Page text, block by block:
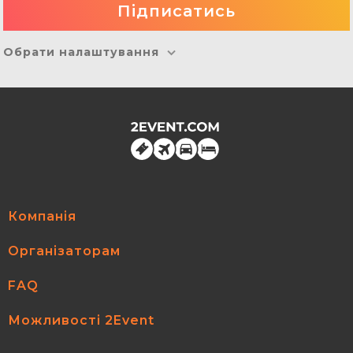
Обрати налаштування
Компанія
Організаторам
FAQ
Можливості 2Event